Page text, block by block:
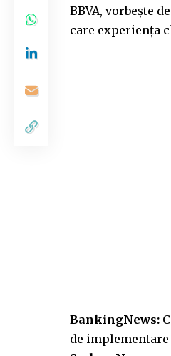
BBVA, vorbește
care experiența
BankingNews:
de